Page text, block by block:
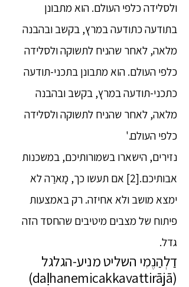
ולסלידה כלפי העולם. הוא מתבונן
בתודעה כתודעה במרץ, בקשב ובהבנה
מלאה, לאחר שהניח לתשוקה ולסלידה
כלפי העולם. הוא מתבונן בתכני-תודעה
כתכני-תודעה במרץ, בקשב ובהבנה
מלאה, לאחר שהניח לתשוקה ולסלידה
כלפי העולם.'
נזירים, הישארו בשמורותיכם, במשכנות
אבותיכם.[2] אם תעשו כך, מָארַה לא
ימצא מושב ולא אחיזה. רק באמצעות
פיתוח של מצבים מיטיבים שהחסד הזה
גדל.
דַלְהַנֶמִי השליט מניע-הגלגל
(daḷhanemicakkavattirājā)